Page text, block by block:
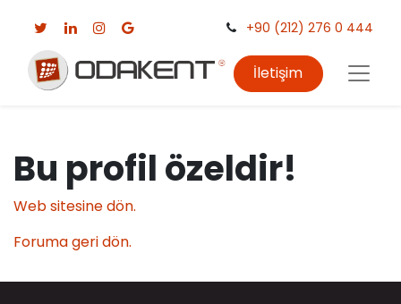
+90 (212) 276 0 444
İletişim
Bu profil özeldir!
Web sitesine dön.
Foruma geri dön.